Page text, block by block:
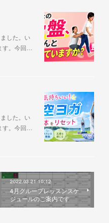
した。い
。今回…
した。い
。今回…
2022.03.21 10:12
4月グループレッスンスケ
ジュールのご案内です